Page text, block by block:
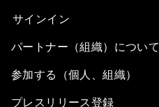
サインイン
パートナー（組織）について
参加する（個人、組織）
プレスリリース登録